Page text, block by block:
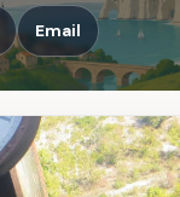
Email